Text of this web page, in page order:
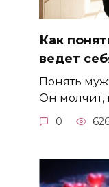
Как
ведет
Понять
Он молчит,
0